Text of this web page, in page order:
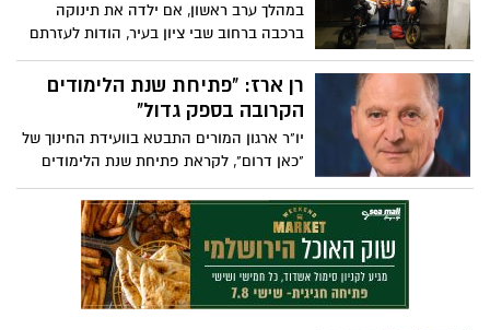
הקיץ לשמור על חפציהם ובמידה ואיבדו דבר
מה ברכבת, לפנות למוקד שירות הלקוחות
הטלפוני או לצוותי הרכבת
במהלך ערב ראשון, אם ילדה את תינוקה
ברכבה ברחוב שבי ציון בעיר, הודות לעזרתם
של הצוותים הרפואיים שהגיעו למקום. האם
והתינוק פונו לבית החולים, שניהם בריאים
ובמצב טוב
רן ארז: "פתיחת שנת הלימודים
הקרובה בספק גדול"
יו"ר ארגון המורים התבטא בוועידת החינוך של
"כאן דרום", לקראת פתיחת שנת הלימודים
הקרובה והזהיר שהיא בסכנה